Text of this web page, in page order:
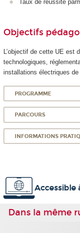
Taux de réussite
Objectifs
L’objectif de cette UE est
technologiques,
installations électriques
PROGRAMME
PARCOURS
INFORMATIONS
Accessible
Dans la même